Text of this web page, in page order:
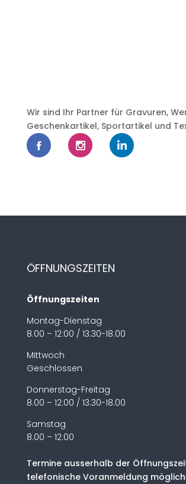
Wir sind Ihr Partner für Gravuren,
Geschenkartikel, Sportartikel und
ÖFFNUNGSZEITEN
Öffnungszeiten
Montag-Dienstag
8.00 – 12:00 / 13.30-18.00
Mittwoch
Geschlossen
Donnerstag-Freitag
8.00 – 12:00 / 13.30-18.00
Samstag
8.00 – 12:00
Termine ausserhalb der
telefonische Voranmeldung